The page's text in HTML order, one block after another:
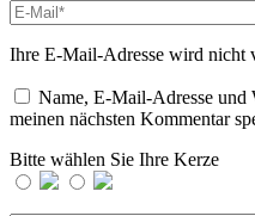
Ihre E-Mail-Adresse wird nicht
Name, E-Mail-Adresse und
meinen nächsten Kommentar
Bitte wählen Sie Ihre Kerze